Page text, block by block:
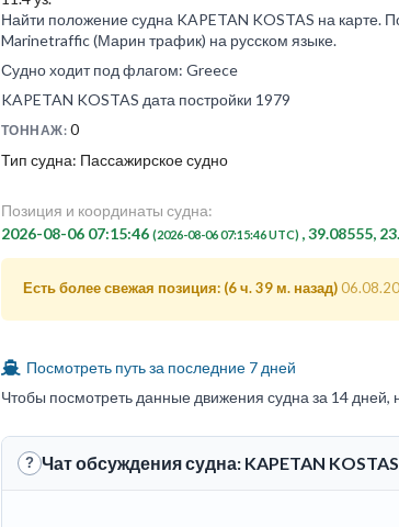
Найти положение судна KAPETAN KOSTAS на карте.
Marinetraffic (Марин трафик) на русском языке.
Судно ходит под флагом: Greece
KAPETAN KOSTAS дата постройки 1979
ТОННАЖ: 0
Тип судна: Пассажирское судно
Позиция и координаты судна:
2026-08-06 07:15:46 (2026-08-06 07:15:46 UTC) , 39.08555,
Есть более свежая позиция: (6 ч. 39 м. назад)
Посмотреть путь за последние 7 дней
Чтобы посмотреть данные движения судна за 14 дней,
? Чат обсуждения судна: KAPETAN KOSTAS